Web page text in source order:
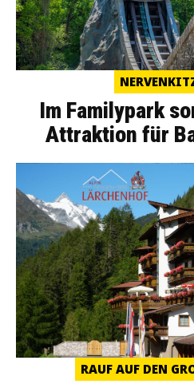
Im Familypark
Attraktion für
RAUF AUF DEN